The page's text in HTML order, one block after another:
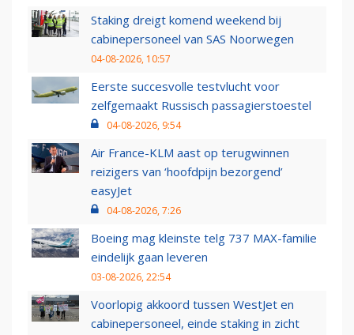
Staking dreigt komend weekend bij
cabinepersoneel van SAS Noorwegen
04-08-2026, 10:57
Eerste succesvolle testvlucht voor
zelfgemaakt Russisch passagierstoestel
04-08-2026, 9:54
Air France-KLM aast op terugwinnen
reizigers van ‘hoofdpijn bezorgend’
easyJet
04-08-2026, 7:26
Boeing mag kleinste telg 737 MAX-familie
eindelijk gaan leveren
03-08-2026, 22:54
Voorlopig akkoord tussen WestJet en
cabinepersoneel, einde staking in zicht